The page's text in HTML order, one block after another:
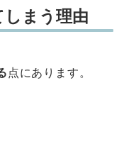
まう理由
点にあります。